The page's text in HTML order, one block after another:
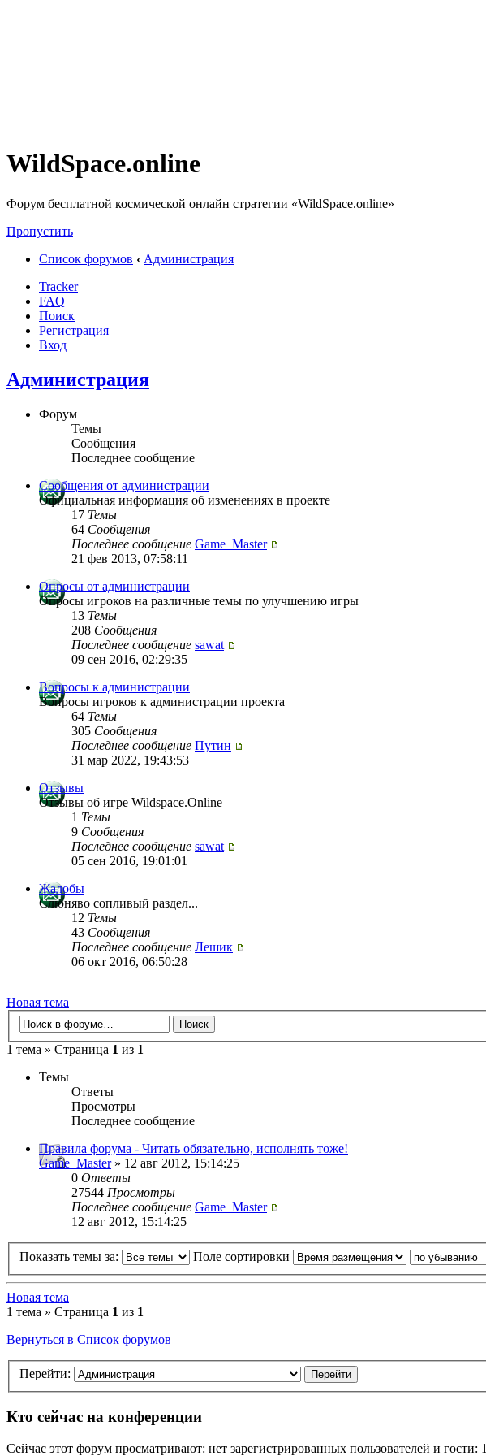
WildSpace.online
Форум бесплатной космической онлайн стратегии «WildSpace.online»
Пропустить
Список форумов ‹ Администрация
Tracker
FAQ
Поиск
Регистрация
Вход
Администрация
Форум
Темы
Сообщения
Последнее сообщение
Сообщения от администрации
Официальная информация об изменениях в проекте
17 Темы
64 Сообщения
Последнее сообщение Game_Master
21 фев 2013, 07:58:11
Опросы от администрации
Опросы игроков на различные темы по улучшению игры
13 Темы
208 Сообщения
Последнее сообщение sawat
09 сен 2016, 02:29:35
Вопросы к администрации
Вопросы игроков к администрации проекта
64 Темы
305 Сообщения
Последнее сообщение Путин
31 мар 2022, 19:43:53
Отзывы
Отзывы об игре Wildspace.Online
1 Темы
9 Сообщения
Последнее сообщение sawat
05 сен 2016, 19:01:01
Жалобы
Слюняво сопливый раздел...
12 Темы
43 Сообщения
Последнее сообщение Лешик
06 окт 2016, 06:50:28
Новая тема
1 тема » Страница 1 из 1
Темы
Ответы
Просмотры
Последнее сообщение
Правила форума - Читать обязательно, исполнять тоже!
Game_Master» 12 авг 2012, 15:14:25
0 Ответы
27544 Просмотры
Последнее сообщение Game_Master
12 авг 2012, 15:14:25
Показать темы за: Поле сортировки
Новая тема
1 тема » Страница 1 из 1
Вернуться в Список форумов
Перейти:
Кто сейчас на конференции
Сейчас этот форум просматривают: нет зарегистрированных пользователей и гости: 1